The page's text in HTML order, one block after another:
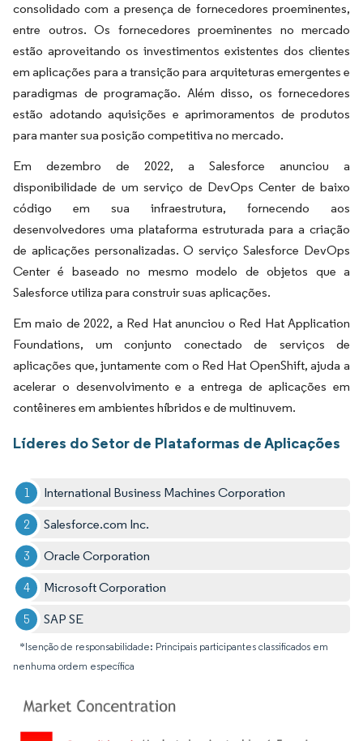
consolidado com a presença de fornecedores proeminentes,
entre outros. Os fornecedores proeminentes no mercado
estão aproveitando os investimentos existentes dos clientes
em aplicações para a transição para arquiteturas emergentes e
paradigmas de programação. Além disso, os fornecedores
estão adotando aquisições e aprimoramentos de produtos
para manter sua posição competitiva no mercado.
Em dezembro de 2022, a Salesforce anunciou a
disponibilidade de um serviço de DevOps Center de baixo
código em sua infraestrutura, fornecendo aos
desenvolvedores uma plataforma estruturada para a criação
de aplicações personalizadas. O serviço Salesforce DevOps
Center é baseado no mesmo modelo de objetos que a
Salesforce utiliza para construir suas aplicações.
Em maio de 2022, a Red Hat anunciou o Red Hat Application
Foundations, um conjunto conectado de serviços de
aplicações que, juntamente com o Red Hat OpenShift, ajuda a
acelerar o desenvolvimento e a entrega de aplicações em
contêineres em ambientes híbridos e de multinuvem.
Líderes do Setor de Plataformas de Aplicações
International Business Machines Corporation
Salesforce.com Inc.
Oracle Corporation
Microsoft Corporation
SAP SE
*Isenção de responsabilidade: Principais participantes classificados em
nenhuma ordem específica